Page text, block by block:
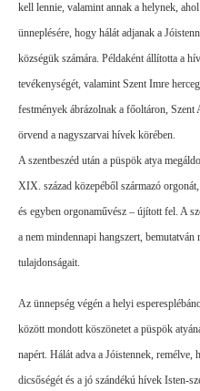
kell lennie, valamint annak a helynek,
ünneplésére, hogy hálát adjanak a
községük számára. Példaként állította a
tevékenységét, valamint Szent Imre
festmények ábrázolnak a főoltáron,
örvend a nagyszarvai hívek körében.
A szentbeszéd után a püspök atya
XIX. század közepéből származó
és egyben orgonaművész – újított fel. A
a nem mindennapi hangszert, bemutatván
tulajdonságait.
Az ünnepség végén a helyi
között mondott köszönetet a püspök
napért. Hálát adva a Jóistennek,
dicsőségét és a jó szándékú hívek Isten-